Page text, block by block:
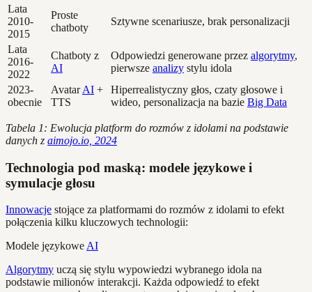
Lata
2010-
2015
Proste
chatboty
Sztywne scenariusze, brak personalizacji
Lata
2016-
2022
Chatboty z
AI
Odpowiedzi generowane przez algorytmy,
pierwsze analizy stylu idola
2023-
obecnie
AvatarAI +
TTS
Hiperrealistyczny głos, czaty głosowe i
wideo, personalizacja na bazie Big Data
Tabela 1: Ewolucja platform do rozmów z idolami na podstawie
danych z aimojo.io, 2024
Technologia pod maską: modele językowe i
symulacje głosu
Innowacje stojące za platformami do rozmów z idolami to efekt
połączenia kilku kluczowych technologii:
Modele językowe AI
Algorytmy uczą się stylu wypowiedzi wybranego idola na
podstawie milionów interakcji. Każda odpowiedź to efekt